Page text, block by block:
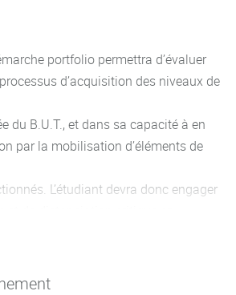
portfolio permettra d’évaluer
d’acquisition des niveaux de
du B.U.T., et dans sa capacité à en
par la mobilisation d’éléments de
L’étudiant devra donc engager
en s’appuyant sur l’ensemble des